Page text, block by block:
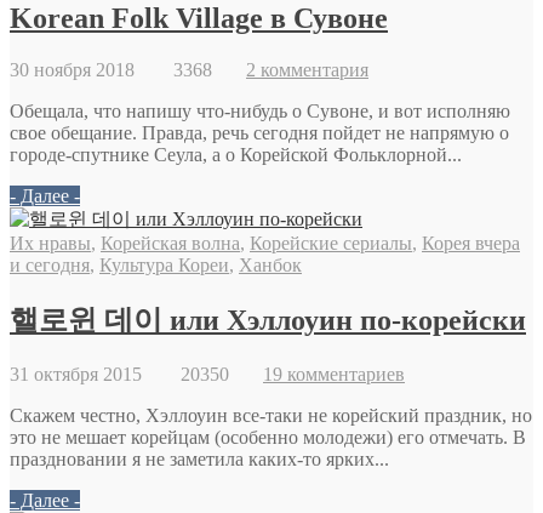
Korean Folk Village в Сувоне
30 ноября 2018 3368 2 комментария
Обещала, что напишу что-нибудь о Сувоне, и вот исполняю
свое обещание. Правда, речь сегодня пойдет не напрямую о
городе-спутнике Сеула, а о Корейской Фольклорной...
- Далее -
Их нравы, Корейская волна, Корейские сериалы, Корея вчера
и сегодня, Культура Кореи, Ханбок
핼로윈 데이 или Хэллоуин по-корейски
31 октября 2015 20350 19 комментариев
Скажем честно, Хэллоуин все-таки не корейский праздник, но
это не мешает корейцам (особенно молодежи) его отмечать. В
праздновании я не заметила каких-то ярких...
- Далее -